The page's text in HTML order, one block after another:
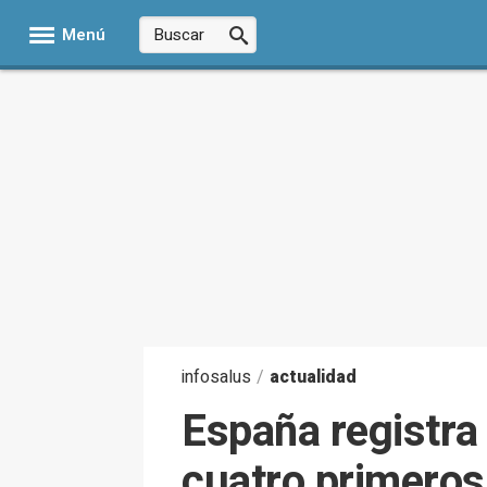
Menú
infosalus / actualidad
España